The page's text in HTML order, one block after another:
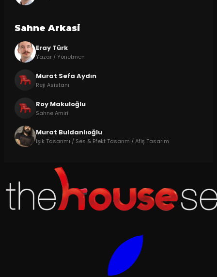
Sahne Arkasi
Eray Türk
Yazar / Yönetmen
Murat Sefa Aydın
Reji Asistanı
Roy Makuloğlu
Sahne Amiri
Murat Buldanlıoğlu
Işık Tasarımı / Ses & Efekt Tasarım / Afiş Tasarım